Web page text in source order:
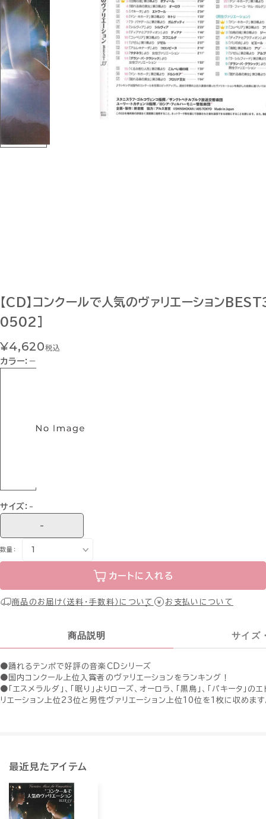
【CD】コンクールで人気のヴァリエーション
0502]
¥4,620税込
カラー： −
サイズ： -
-
数量：
カートに入れる
商品のお届け（送料・手数料）について お支払いについて
商品説明 サイズ
●踊れるテンポで好評の音楽CDシリーズ
●国内コンクール上位入賞者のヴァリエーションをランキング！
●「エスメラルダ」、「眠り」よりローズ、オーロラ、「黒鳥」、「パキータ」
リエーション上位23位と男性ヴァリエーション上位10位を1枚に収めます
最近見たアイテム